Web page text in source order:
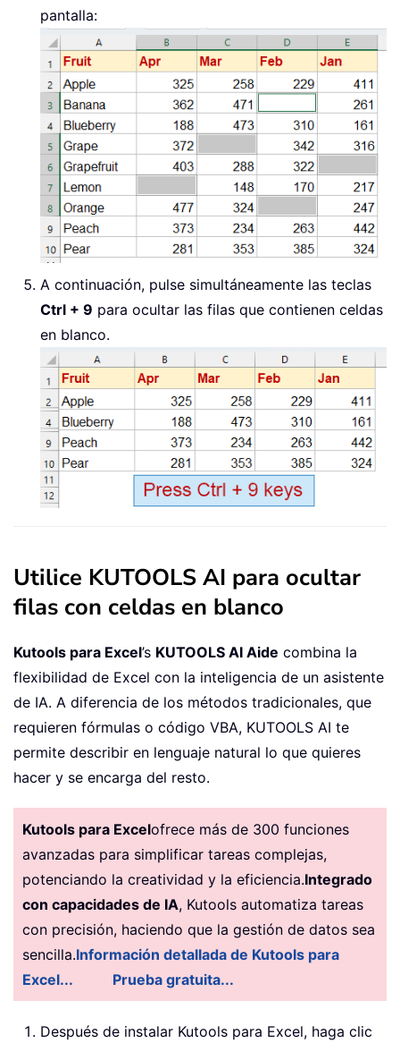
pantalla:
A continuación, pulse simultáneamente las teclas
Ctrl + 9 para ocultar las filas que contienen celdas
en blanco.
Utilice KUTOOLS AI para ocultar
filas con celdas en blanco
Kutools para Excel’s KUTOOLS AI Aide combina la
flexibilidad de Excel con la inteligencia de un asistente
de IA. A diferencia de los métodos tradicionales, que
requieren fórmulas o código VBA, KUTOOLS AI te
permite describir en lenguaje natural lo que quieres
hacer y se encarga del resto.
Kutools para Excelofrece más de 300 funciones
avanzadas para simplificar tareas complejas,
potenciando la creatividad y la eficiencia.Integrado
con capacidades de IA, Kutools automatiza tareas
con precisión, haciendo que la gestión de datos sea
sencilla.Información detallada de Kutools para
Excel...
Prueba gratuita...
Después de instalar Kutools para Excel, haga clic